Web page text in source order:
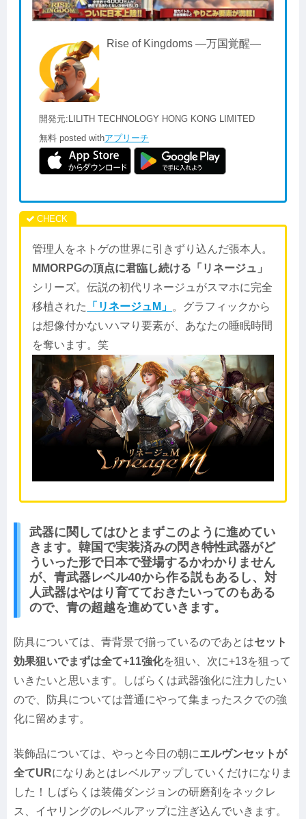
Rise of Kingdoms ―万国覚醒―
開発元:LILITH TECHNOLOGY HONG KONG LIMITED
無料 posted withアプリーチ
管理人をネトゲの世界に引きずり込んだ張本人。
MMORPGの頂点に君臨し続ける「リネージュ」
シリーズ。伝説の初代リネージュがスマホに完全
移植された
「リネージュM」 。グラフィックから
は想像付かないハマり要素が、あなたの睡眠時間
を奪います。笑
武器に関してはひとまずこのように進めてい
きます。韓国で実装済みの閃き特性武器がど
ういった形で日本で登場するかわかりません
が、青武器レベル40から作る説もあるし、対
人武器はやはり育てておきたいってのもある
ので、青の超越を進めていきます。
防具については、青背景で揃っているのであとはセット
効果狙いでまずは全て+11強化を狙い、次に+13を狙って
いきたいと思います。しばらくは武器強化に注力したい
ので、防具については普通にやって集まったスクでの強
化に留めます。
装飾品については、やっと今日の朝にエルヴンセットが
全てURになりあとはレベルアップしていくだけになりま
した！しばらくは装備ダンジョンの研磨剤をネックレ
ス、イヤリングのレベルアップに注ぎ込んでいきます。